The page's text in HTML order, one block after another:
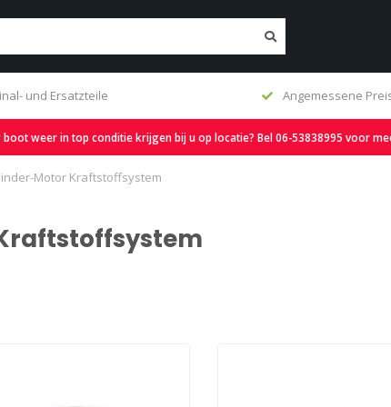
und Ersatzteile Angemessene
boot weer in top conditie krijgen bij u op locatie? Bel 06-53838995 voor
Motor Kraftstoffsystem